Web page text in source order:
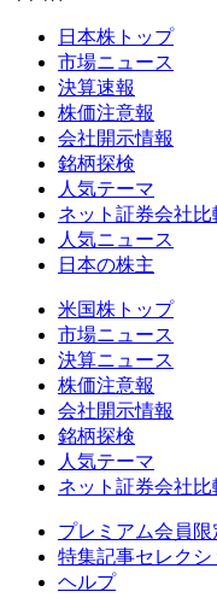
日本株トップ
市場ニュース
決算速報
株価注意報
会社開示情報
銘柄探検
人気テーマ
ネット証券会社比
人気ニュース
日本の株主
米国株トップ
市場ニュース
決算ニュース
株価注意報
会社開示情報
銘柄探検
人気テーマ
ネット証券会社比
プレミアム会員限
特集記事セレクシ
ヘルプ